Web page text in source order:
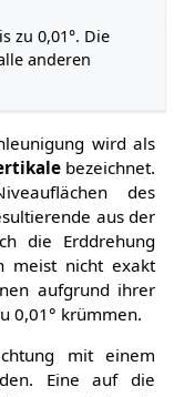
zu 0,01°. Die
anderen
wird als
bezeichnet.
des
aus der
die Erddrehung
meist nicht exakt
aufgrund ihrer
0,01° krümmen.
mit einem
Eine auf die